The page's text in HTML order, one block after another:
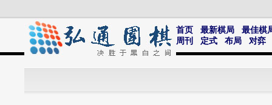
首页 最新棋局
最佳棋
周刊
定式 布局 对弈